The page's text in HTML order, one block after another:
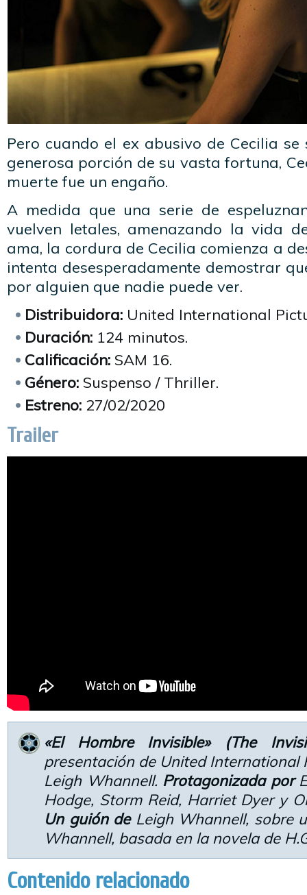
Pero cuando el ex abusivo de Cecilia
generosa porción de su vasta fortuna,
muerte fue un engaño.
A medida que una serie de
vuelven letales, amenazando la vida
ama, la cordura de Cecilia comienza a
intenta desesperadamente demostrar
por alguien que nadie puede ver.
Distribuidora: United International
Duración: 124 minutos.
Calificación: SAM 16.
Género: Suspenso / Thriller.
Estreno: 27/02/2020
Trailer
«El Hombre Invisible» (The
presentación de United International
Leigh Whannell. Protagonizada por
Hodge, Storm Reid, Harriet Dyer y
Un guión deLeigh Whannell, sobre
Whannell, basada en la novela de
Contenido relacionado